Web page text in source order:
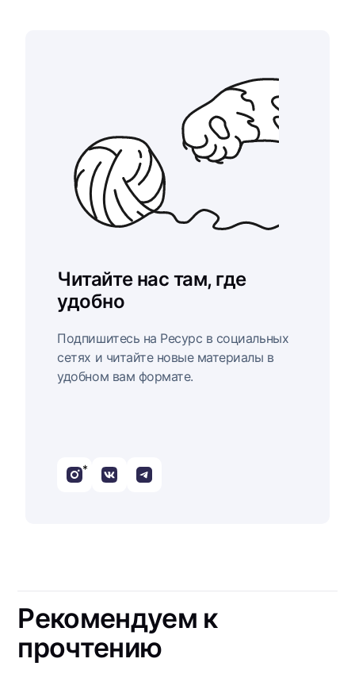
Читайте нас там, где
удобно
Подпишитесь на Ресурс в социальных
сетях и читайте новые материалы в
удобном вам формате.
*
Рекомендуем к
прочтению